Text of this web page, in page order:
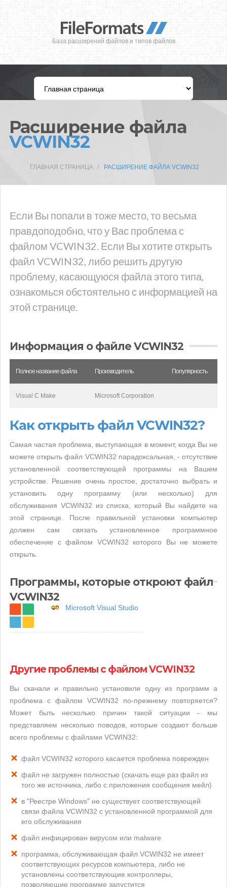
База расширений файлов и типов файлов
Расширение файла
VCWIN32
ГЛАВНАЯ СТРАНИЦА РАСШИРЕНИЕ ФАЙЛА VCWIN32
Если Вы попали в тоже место, то весьма
правдоподобно, что у Вас проблема с
файлом VCWIN32. Если Вы хотите открыть
файл VCWIN32, либо решить другую
проблему, касающуюся файла этого типа,
ознакомься обстоятельно с информацией на
этой странице.
Информация о файле VCWIN32
Полное название файла Производитель Популярность
Visual C Make Microsoft Corporation
Как открыть файл VCWIN32?
Самая частая проблема, выступающая в момент, когда Вы не
можете открыть файл VCWIN32 парадоксальная, - отсутствие
установленной соответствующей программы на Вашем
устройстве. Решение очень простое, достаточно выбрать и
установить одну программу (или несколько) для
обслуживания VCWIN32 из списка, который Вы найдете на
этой странице. После правильной установки компьютер
должен сам связать установленное программное
обеспечение с файлом VCWIN32 которого Вы не можете
открыть.
Программы, которые откроют файл
VCWIN32
Microsoft Visual Studio
Другие проблемы с файлом VCWIN32
Вы скачали и правильно установили одну из программ а
проблема с файлом VCWIN32 по-прежнему повторяется?
Может быть несколько причин такой ситуации - мы
представляем несколько поводов, которые создают больше
всего проблемы с файлами VCWIN32:
файл VCWIN32 которого касается проблема поврежден
файл не загружен полностью (скачать еще раз файл из
того же источника, либо с приложения сообщения мейл)
в "Реестре Windows" не существует соответствующей
связи файла VCWIN32 с установленной программой для
его обслуживания
файл инфицирован вирусом или malware
программа, обслуживающая файл VCWIN32 не имеет
соответствующих ресурсов компьютера, либо не
установлены соответствующие контроллеры,
позволяющие программе запустится